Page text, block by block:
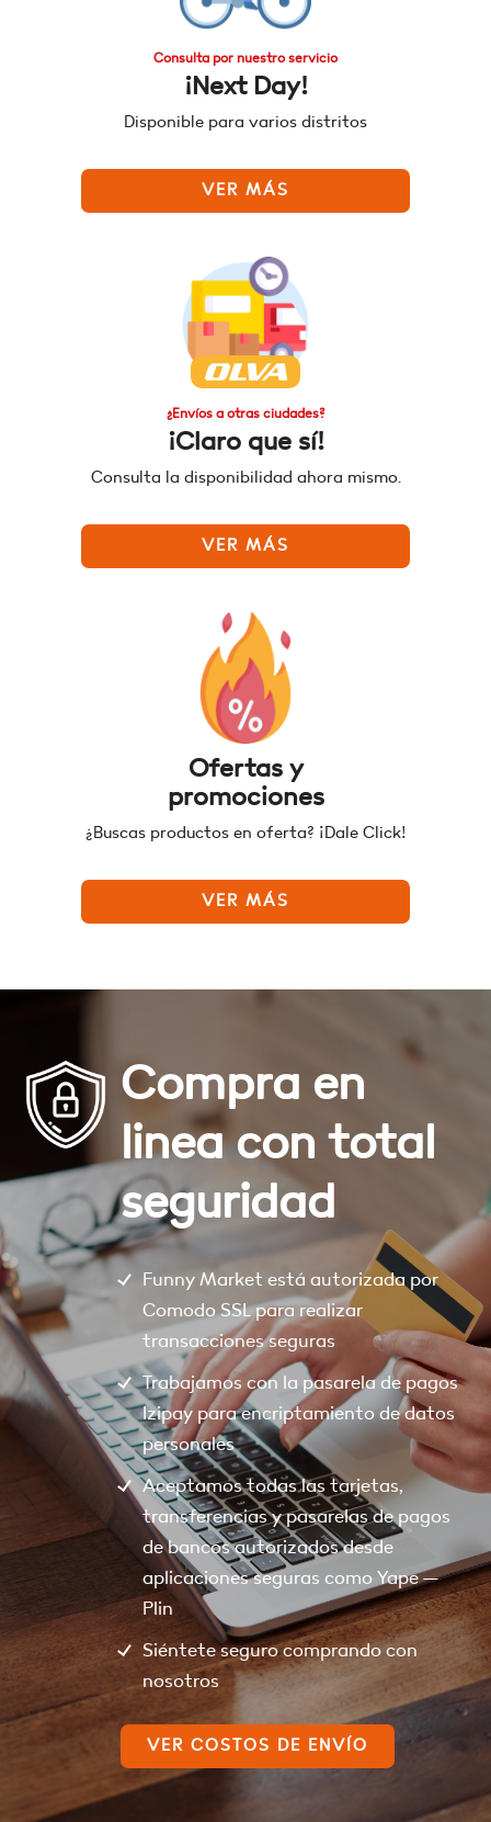
Consulta por nuestro servicio
¡Next Day!
Disponible para varios distritos
VER MÁS
¿Envíos a otras ciudades?
¡Claro que sí!
Consulta la disponibilidad ahora mismo.
VER MÁS
Ofertas y
promociones
¿Buscas productos en oferta? ¡Dale Click!
VER MÁS
Compra en
linea con total
seguridad
Funny Market está autorizada por
Comodo SSL para realizar
transacciones seguras
Trabajamos con la pasarela de pagos
Izipay para encriptamiento de datos
personales
Aceptamos todas las tarjetas,
transferencias y pasarelas de pagos
de bancos autorizados desde
aplicaciones seguras como Yape –
Plin
Siéntete seguro comprando con
nosotros
VER COSTOS DE ENVÍO